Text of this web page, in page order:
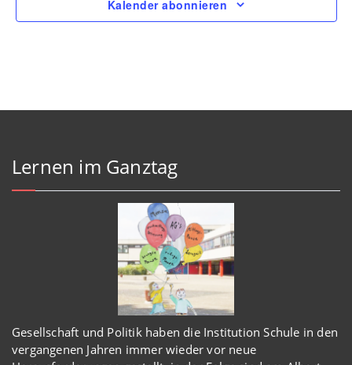
Kalender abonnieren
Lernen im Ganztag
Gesellschaft und Politik haben die Institution Schule in den
vergangenen Jahren immer wiedervor neue